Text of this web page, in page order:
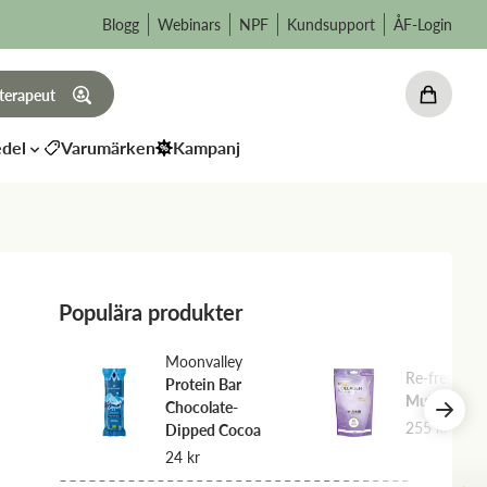
Blogg Webinars NPF Kundsupport ÅF-Login
Varumärken Kampanj
Populära produkter
Moonvalley
Protein Bar
Chocolate-
Dipped Cocoa
24 kr
Re-fresh
Multi
255 kr